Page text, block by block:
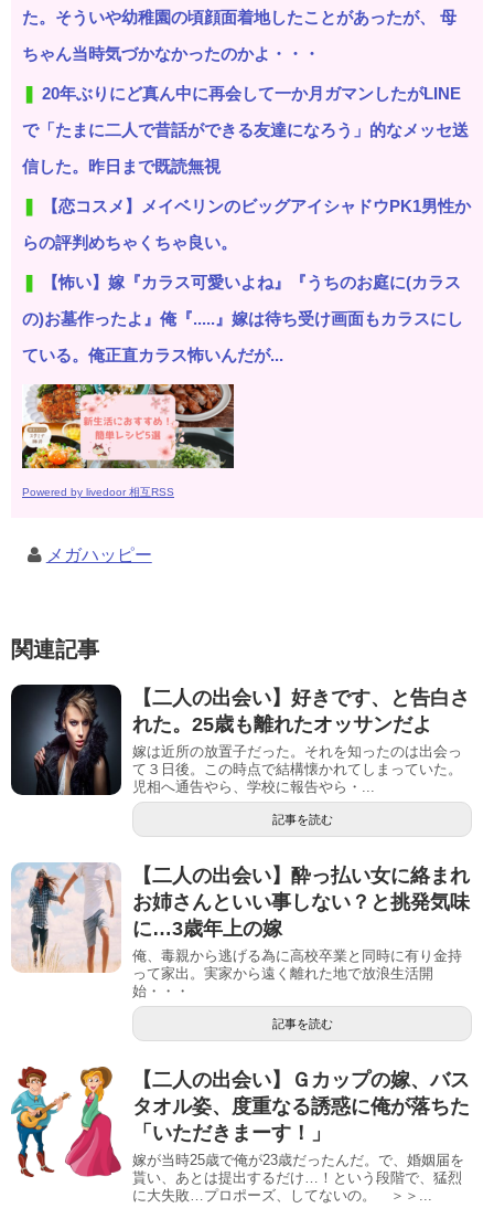
た。そういや幼稚園の頃顔面着地したことがあったが、 母
ちゃん当時気づかなかったのかよ・・・
20年ぶりにど真ん中に再会して一か月ガマンしたがLINE
で「たまに二人で昔話ができる友達になろう」的なメッセ送
信した。昨日まで既読無視
【恋コスメ】メイベリンのビッグアイシャドウPK1男性か
らの評判めちゃくちゃ良い。
【怖い】嫁『カラス可愛いよね』『うちのお庭に(カラス
の)お墓作ったよ』俺『.....』嫁は待ち受け画面もカラスにし
ている。俺正直カラス怖いんだが...
Powered by livedoor 相互RSS
メガハッピー
関連記事
【二人の出会い】好きです、と告白さ
れた。25歳も離れたオッサンだよ
嫁は近所の放置子だった。それを知ったのは出会っ
て３日後。この時点で結構懐かれてしまっていた。
児相へ通告やら、学校に報告やら・...
記事を読む
【二人の出会い】酔っ払い女に絡まれ
お姉さんといい事しない？と挑発気味
に…3歳年上の嫁
俺、毒親から逃げる為に高校卒業と同時に有り金持
って家出。実家から遠く離れた地で放浪生活開
始・・・
記事を読む
【二人の出会い】Ｇカップの嫁、バス
タオル姿、度重なる誘惑に俺が落ちた
「いただきまーす！」
嫁が当時25歳で俺が23歳だったんだ。で、婚姻届を
貰い、あとは提出するだけ…！という段階で、猛烈
に大失敗…プロポーズ、してないの。 ＞＞...